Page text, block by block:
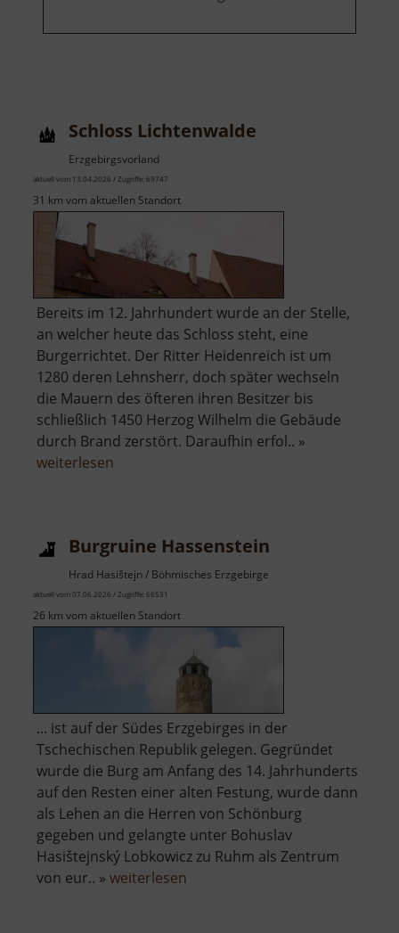
Schloss Lichtenwalde
Erzgebirgsvorland
aktuell vom 13.04.2026 / Zugriffe: 69747
31 km vom aktuellen Standort
Bereits im 12. Jahrhundert wurde an der Stelle,
an welcher heute das Schloss steht, eine
Burgerrichtet. Der Ritter Heidenreich ist um
1280 deren Lehnsherr, doch später wechseln
die Mauern des öfteren ihren Besitzer bis
schließlich 1450 Herzog Wilhelm die Gebäude
durch Brand zerstört. Daraufhin erfol.. »
weiterlesen
Burgruine Hassenstein
Hrad Hasištejn / Böhmisches Erzgebirge
aktuell vom 07.06.2026 / Zugriffe: 66531
26 km vom aktuellen Standort
... ist auf der Südes Erzgebirges in der
Tschechischen Republik gelegen. Gegründet
wurde die Burg am Anfang des 14. Jahrhunderts
auf den Resten einer alten Festung, wurde dann
als Lehen an die Herren von Schönburg
gegeben und gelangte unter Bohuslav
Hasištejnský Lobkowicz zu Ruhm als Zentrum
von eur.. » weiterlesen